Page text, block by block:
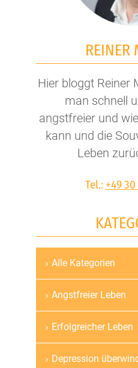
REINER
Hier bloggt Reiner
man schnell
angstfreier und
kann und die
Leben
Tel.: +49 30
Navigation
überspringen
Alle Kategorien
Angstfreier Leben
Erfolgreicher Leben
Depression